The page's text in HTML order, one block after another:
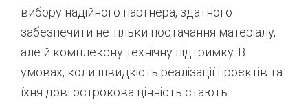
вибору надійного партнера, здатного
забезпечити не тільки постачання матеріалу,
але й комплексну технічну підтримку. В
умовах, коли швидкість реалізації проєктів та
їхня довгострокова цінність стають